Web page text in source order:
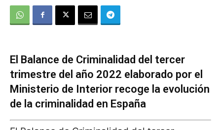
El Balance de Criminalidad del tercer
trimestre del año 2022 elaborado por el
Ministerio de Interior recoge la evolución
de la criminalidad en España